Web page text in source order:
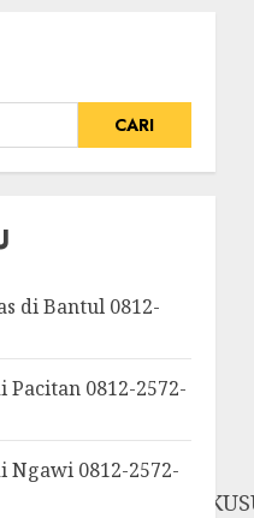
di Bantul 0812-
0812-2572-
Ngawi 0812-2572-